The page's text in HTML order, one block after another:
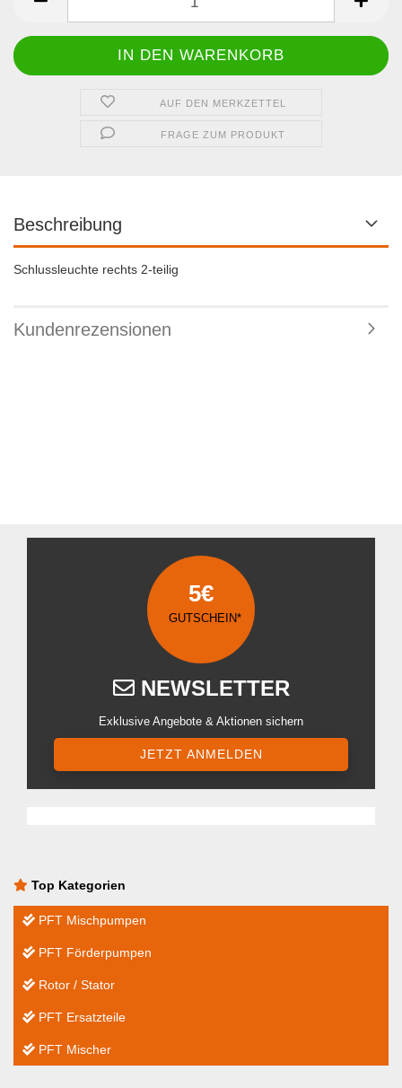
AUF DEN MERKZETTEL
FRAGE ZUM PRODUKT
Beschreibung
Schlussleuchte rechts 2-teilig
Kundenrezensionen
5€
GUTSCHEIN*
NEWSLETTER
Exklusive Angebote & Aktionen sichern
JETZT ANMELDEN
Top Kategorien
PFT Mischpumpen
PFT Förderpumpen
Rotor / Stator
PFT Ersatzteile
PFT Mischer